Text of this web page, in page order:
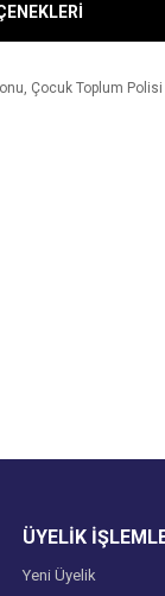
Çocuk Toplum
ÜYELİK
Yeni Üyelik